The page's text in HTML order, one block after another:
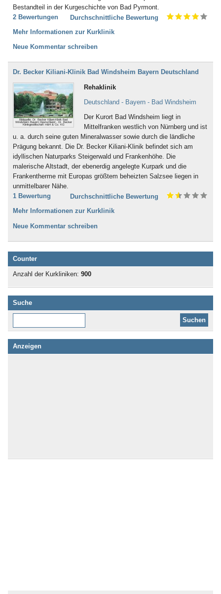
Bestandteil in der Kurgeschichte von Bad Pyrmont.
2 Bewertungen
Durchschnittliche Bewertung
Mehr Informationen zur Kurklinik
Neue Kommentar schreiben
Dr. Becker Kiliani-Klinik Bad Windsheim Bayern Deutschland
Bildquelle: Dr. Becker Kiliani-Klinik Bad
Windsheim Bayern Deutschland - Dr. Becker
Klinikgesellschaft mbH & Co. KG
Rehaklinik
Deutschland - Bayern - Bad Windsheim
Der Kurort Bad Windsheim liegt in
Mittelfranken westlich von Nürnberg und ist
u. a. durch seine guten Mineralwasser sowie durch die ländliche
Prägung bekannt. Die Dr. Becker Kiliani-Klinik befindet sich am
idyllischen Naturparks Steigerwald und Frankenhöhe. Die
malerische Altstadt, der ebenerdig angelegte Kurpark und die
Frankentherme mit Europas größtem beheizten Salzsee liegen in
unmittelbarer Nähe.
1 Bewertung
Durchschnittliche Bewertung
Mehr Informationen zur Kurklinik
Neue Kommentar schreiben
Counter
Anzahl der Kurkliniken: 900
Suche
Anzeigen